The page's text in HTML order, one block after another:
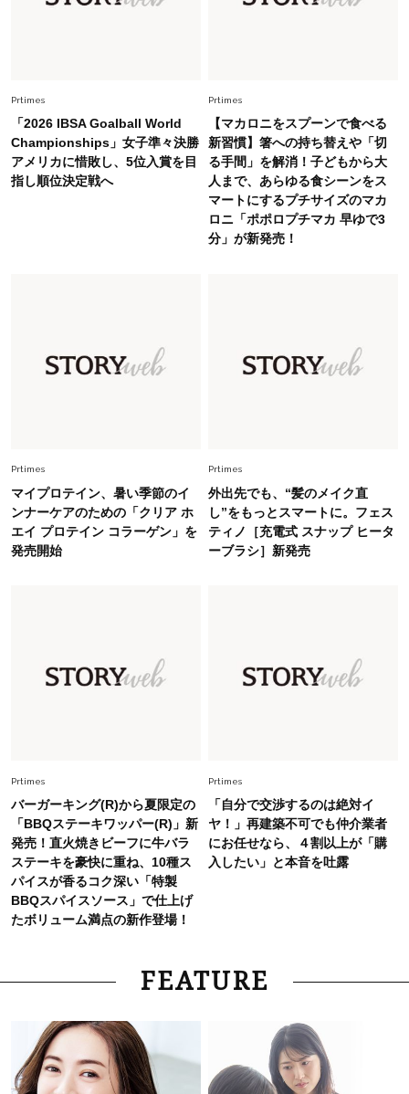
んだ」
Fashion 2026.7.16
白黒でもこんなに華やぐ！40代、夏の「甘めト
ップス×パンツ」コーデ〈3選〉
初夏はこれさえあれば！40代は【淡色ワンピ】
で即涼しげ＆上品見え〈3選〉
に更新あり！“黒ぶち以外”が新定番に
Fashion 2026.8.5
オシャレ40代の【ワンピ＆オールインワン】最
いめハーフパンツでモードに昇華
Prtimes
「2026 IBSA Goalball World
Championships」女子準々決勝
アメリカに惜敗し、5位入賞を目
指し順位決定戦へ
Prtimes
【マカロニをスプーンで食べる
新習慣】箸への持ち替えや「切
る手間」を解消！子どもから大
人まで、あらゆる食シーンをス
マートにするプチサイズのマカ
ロニ「ポポロプチマカ 早ゆで3
分」が新発売！
Prtimes
マイプロテイン、暑い季節のイ
ンナーケアのための「クリア ホ
エイ プロテイン コラーゲン」を
発売開始
Prtimes
外出先でも、“髪のメイク直
し”をもっとスマートに。フェス
ティノ［充電式 スナップ ヒータ
ーブラシ］新発売
Prtimes
バーガーキング(R)から夏限定の
「BBQステーキワッパー(R)」新
発売！直火焼きビーフに牛バラ
ステーキを豪快に重ね、10種ス
パイスが香るコク深い「特製
BBQスパイスソース」で仕上げ
たボリューム満点の新作登場！
Prtimes
「自分で交渉するのは絶対イ
ヤ！」再建築不可でも仲介業者
にお任せなら、４割以上が「購
入したい」と本音を吐露
FEATURE